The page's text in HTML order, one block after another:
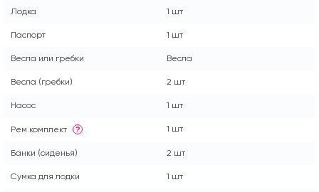
Лодка 1 шт
Паспорт 1 шт
Весла или гребки Весла
Весла (гребки) 2 шт
Насос 1 шт
Рем.комплект ? 1 шт
Банки (сиденья) 2 шт
Сумка для лодки 1 шт